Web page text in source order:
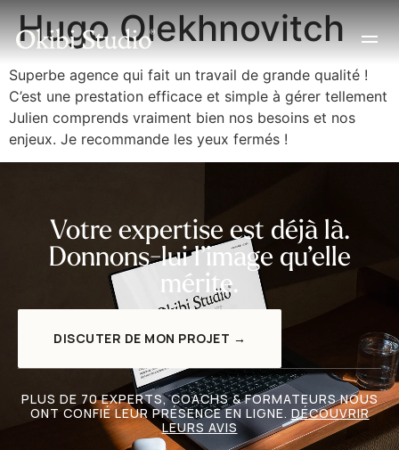
Hugo Olekhnovitch
Superbe agence qui fait un travail de grande qualité !
C’est une prestation efficace et simple à gérer tellement
Julien comprends vraiment bien nos besoins et nos
enjeux. Je recommande les yeux fermés !
Votre expertise est déjà là.
Donnons-lui l’image qu’elle
mérite.
DISCUTER DE MON PROJET →
PLUS DE 70 EXPERTS, COACHS & FORMATEURS NOUS
ONT CONFIÉ LEUR PRÉSENCE EN LIGNE. DÉCOUVRIR
LEURS AVIS